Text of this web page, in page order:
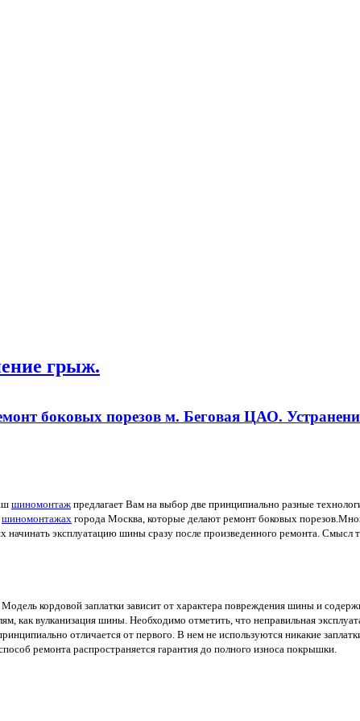
грыж.
боковых порезов м. Беговая ЦАО.
шиномонтаж предлагает Вам на выбор две принципиально разные
шиномонтажах города Москва, которые делают ремонт боковых
начинать эксплуатацию шины сразу после произведенного ремонта.
кордовой заплатки зависит от характера повреждения шины и
как вулканизация шины. Необходимо отметить, что неправильная
отличается от первого. В нем не используются никакие
ремонта распространяется гарантия до полного износа покрышки.